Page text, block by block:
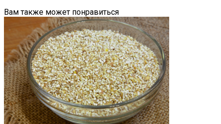
Вам также может понравиться